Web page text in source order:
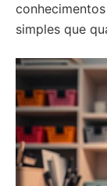
simples que